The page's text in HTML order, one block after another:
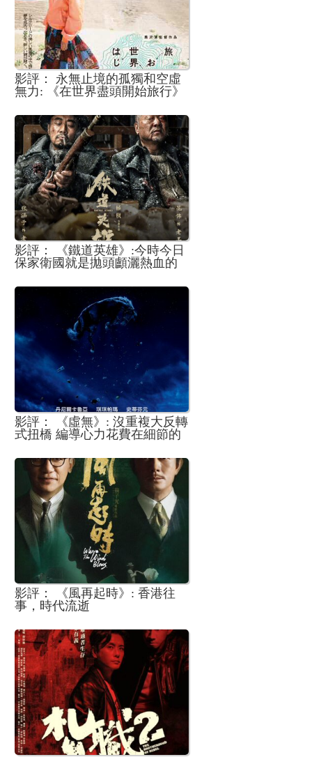
影評： 永無止境的孤獨和空虛
無力: 《在世界盡頭開始旅行》
影評： 《鐵道英雄》:今時今日
保家衛國就是拋頭顱灑熱血的
影評： 《虛無》: 沒重複大反轉
式扭橋 編導心力花費在細節的
影評： 《風再起時》: 香港往
事，時代流逝